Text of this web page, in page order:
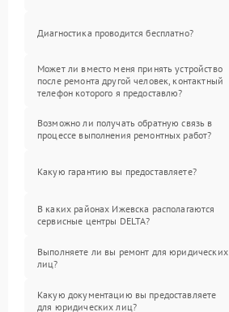
Диагностика проводится бесплатно?
Может ли вместо меня принять устройство
после ремонта другой человек, контактный
телефон которого я предоставлю?
Возможно ли получать обратную связь в
процессе выполнения ремонтных работ?
Какую гарантию вы предоставляете?
В каких районах Ижевска располагаются
сервисные центры DELTA?
Выполняете ли вы ремонт для юридических
лиц?
Какую документацию вы предоставляете
для юридических лиц?